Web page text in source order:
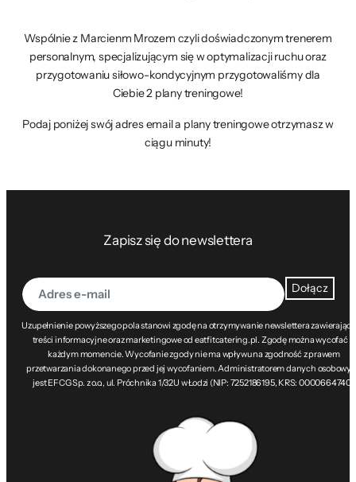
Wspólnie z Marcienm Mrozem czyli doświadczonym trenerem
personalnym, specjalizującym się w optymalizacji ruchu oraz
przygotowaniu siłowo-kondycyjnym przygotowaliśmy dla
Ciebie 2 plany treningowe!
Podaj poniżej swój adres email a plany treningowe otrzymasz w
ciągu minuty!
Zapisz się do newslettera
Uzupełnienie powyższego pola stanowi zgodę na otrzymywanie newslettera
treści informacyjne oraz marketingowe od eatfitcatering.pl. Zgodę można wycofać w
każdym momencie. Wycofanie zgody nie ma wpływu na zgodność z prawem
przetwarzania dokonanego przed jej wycofaniem. Administratorem danych
jest EFCG Sp. z o.o., ul. Próchnika 1/32U w Łodzi (NIP: 7252186195, KRS: 0000664740).
Dołącz